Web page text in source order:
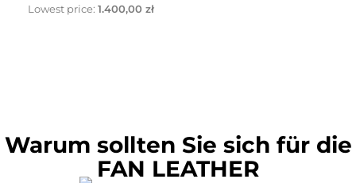
Lowest price: 1.400,00 zł
Warum sollten Sie sich für die
FAN LEATHER